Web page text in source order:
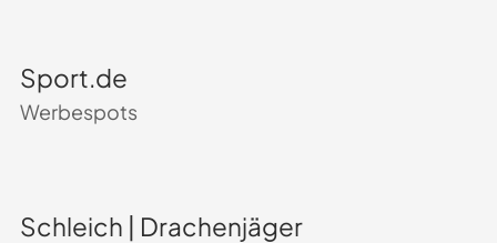
Sport.de
Werbespots
Schleich | Drachenjäger